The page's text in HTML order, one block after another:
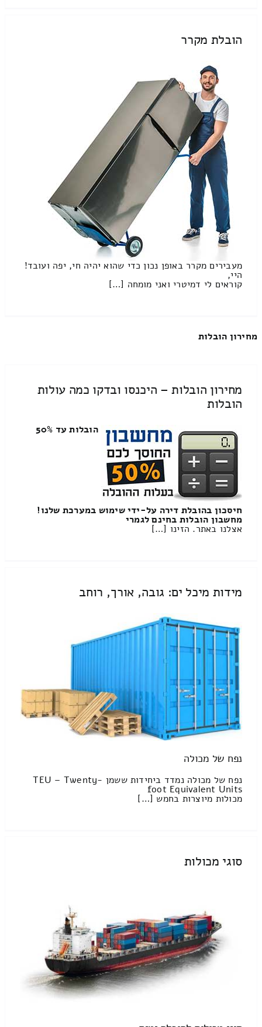
הובלת מקרר
מעבירים מקרר באופן נכון כדי שהוא יהיה חי, יפה ועובד!
היי,
קוראים לי דמיטרי ואני מומחה […]
מחירון הובלות
מחירון הובלות – היכנסו ובדקו כמה עולות
הובלות
הובלות עד 50%
חיסכון בהובלת דירה על-ידי שימוש במערכת שלנו!
מחשבון הובלות בחינם לגמרי
אצלנו באתר. הזינו […]
מידות מיכל ים: גובה, אורך, רוחב
נפח של מכולה
נפח של מכולה נמדד ביחידות ששמן TEU – Twenty-
foot Equivalent Units
מכולות מיוצרות בחמש […]
סוגי מכולות